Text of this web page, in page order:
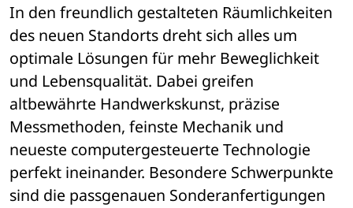
In den freundlich gestalteten Räumlichkeiten
des neuen Standorts dreht sich alles um
optimale Lösungen für mehr Beweglichkeit
und Lebensqualität. Dabei greifen
altbewährte Handwerkskunst, präzise
Messmethoden, feinste Mechanik und
neueste computergesteuerte Technologie
perfekt ineinander. Besondere Schwerpunkte
sind die passgenauen Sonderanfertigungen